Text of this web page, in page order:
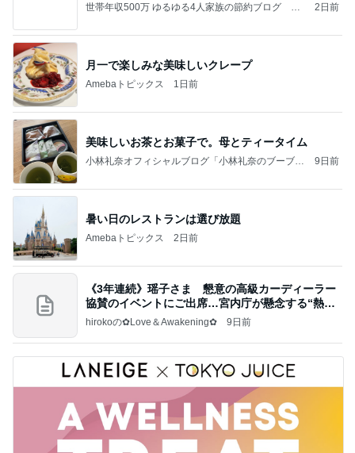
世帯年収500万 ゆるゆる4人家族の節約ブログ 〜
2日前
月一で楽しみな美味しいクレープ
Amebaトピックス 1日前
美味しいお茶とお菓子で。母とティータイム
小林礼奈オフィシャルブログ「小林礼奈のブーブー
9日前
暑い日のレストランは選び放題
Amebaトピックス 2日前
《3年連続》瑶子さま 懇意の高級カーディーラー
協賛のイベントにご出席…宮内庁が懸念する“熱心
すぎ
hirokoの✿Love＆Awakening✿ 9日前